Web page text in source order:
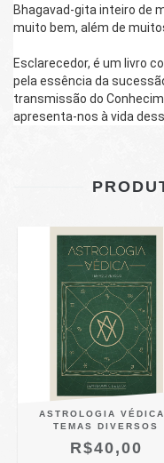
Bhagavad-gita inteiro de
muito bem, além de
Esclarecedor, é um livro
pela essência da
transmissão do
apresenta-nos à vida
ASTROLOGIA
TEMAS DIVERSOS
R$40,00